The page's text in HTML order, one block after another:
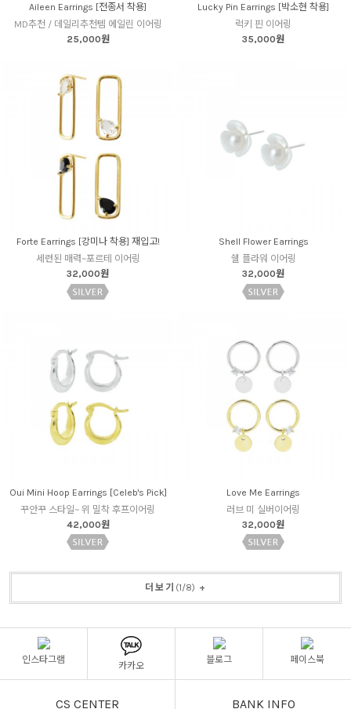
Aileen Earrings [전종서 착용]
MD추천 / 데일리추천템 에일린 이어링
25,000원
Lucky Pin Earrings [박소현 착용]
럭키 핀 이어링
35,000원
Forte Earrings [강미나 착용] 재입고!
세련된 매력~포르테 이어링
32,000원
Shell Flower Earrings
쉘 플라워 이어링
32,000원
Oui Mini Hoop Earrings [Celeb's Pick]
꾸안꾸 스타일~ 위 밀착 후프이어링
42,000원
Love Me Earrings
러브 미 실버이어링
32,000원
더보기 (1/8) +
인스타그램
카카오
블로그 페이스북
CS CENTER BANK INFO